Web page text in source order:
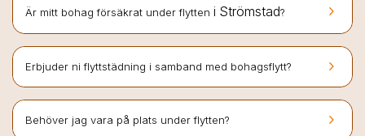
keyboard_arrow_right
Är mitt bohag försäkrat under flytten i Strömstad?
keyboard_arrow_right
Erbjuder ni flyttstädning i samband med bohagsflytt?
keyboard_arrow_right
Behöver jag vara på plats under flytten?